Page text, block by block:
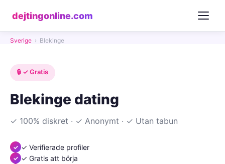
dejtingonline.com
Sverige › Blekinge
🔒 ✓ Gratis
Blekinge dating
✓ 100% diskret · ✓ Anonymt · ✓ Utan tabun
✓ Verifierade profiler
✓ Gratis att börja